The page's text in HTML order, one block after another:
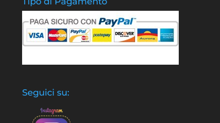
Seguici su: